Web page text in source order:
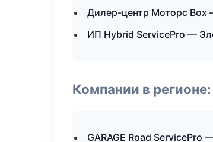
Дилер-центр Моторс Box
ИП Hybrid ServicePro —
Компании в
GARAGE Road ServicePro